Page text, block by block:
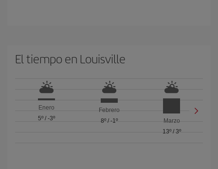
El tiempo en Louisville
Enero
5º/ -3º
Febrero
8º/ -1º
Marzo
13º/ 3º